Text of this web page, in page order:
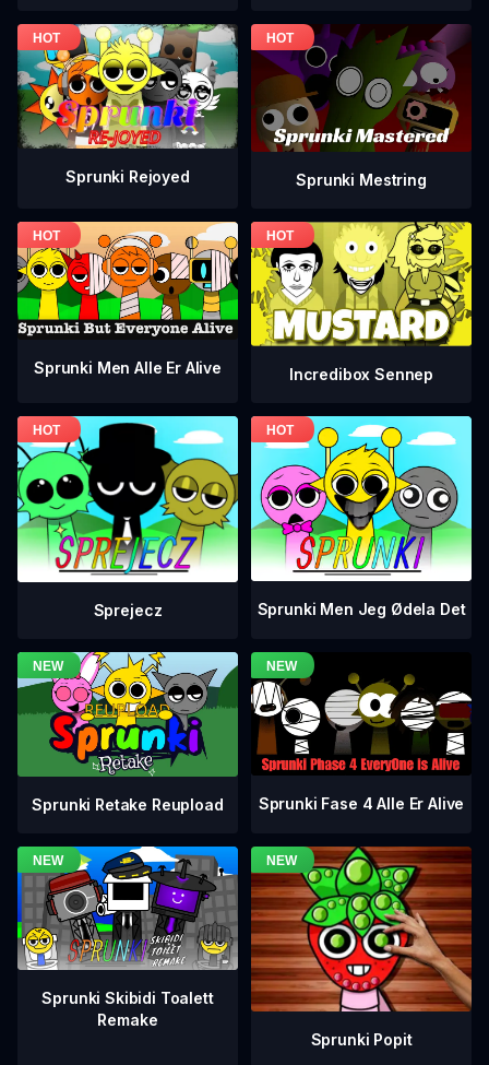
Sprunki Rejoyed Sprunki Mestring
Sprunki Men Alle Er Alive Incredibox Sennep
Sprejecz Sprunki Men Jeg Ødela Det
Sprunki Retake Reupload Sprunki Fase 4 Alle Er Alive
Sprunki Skibidi Toalett
Remake
Sprunki Popit